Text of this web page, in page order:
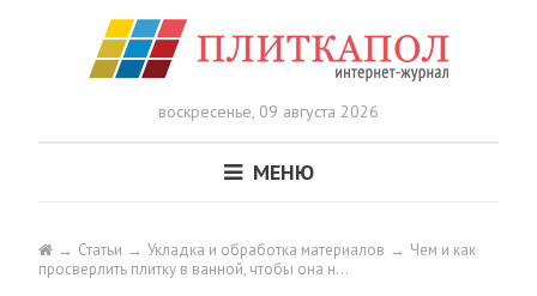
воскресенье, 09 августа 2026
МЕНЮ
Статьи Укладка и обработка материалов
Чем и как
просверлить плитку в ванной, чтобы она н…